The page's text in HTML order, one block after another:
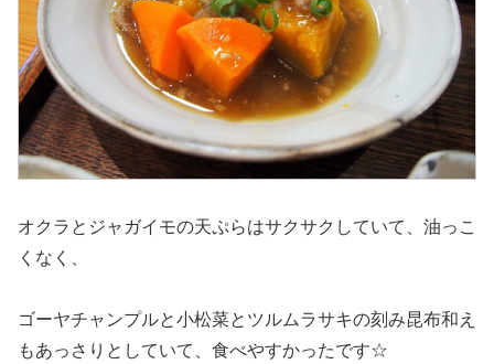
オクラとジャガイモの天ぷらはサクサクしていて、油っこ
くなく、
ゴーヤチャンプルと小松菜とツルムラサキの刻み昆布和え
もあっさりとしていて、食べやすかったです☆